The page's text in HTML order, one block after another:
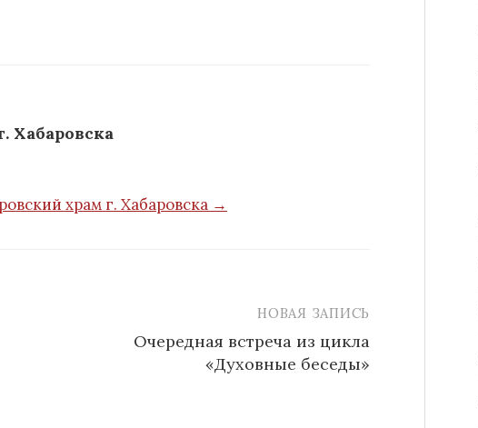
Хабаровска
храм г. Хабаровска →
НОВАЯ ЗАПИСЬ
Очередная встреча из цикла
«Духовные беседы»